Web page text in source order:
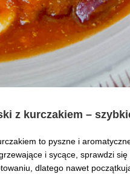
z kurczakiem –
to pyszne i
i sycące, sprawdzi
dlatego nawet